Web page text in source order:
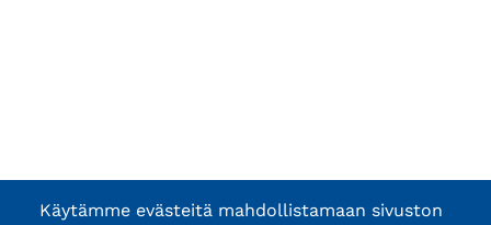
Käytämme evästeitä mahdollistamaan sivuston